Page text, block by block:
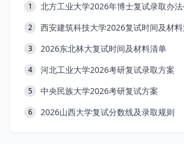
1 北方工业大学2026年博士复试录取办
2 西安建筑科技大学2026复试时间及材
3 2026东北林大复试时间及材料清单
4 河北工业大学2026考研复试录取方案
5 中央民族大学2026考研复试方案
6 2026山西大学复试分数线及录取规则